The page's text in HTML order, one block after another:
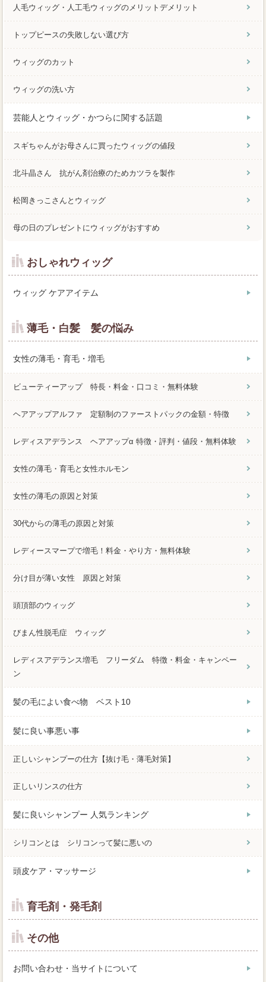
人毛ウィッグ・人工毛ウィッグのメリットデメリット
トップピースの失敗しない選び方
ウィッグのカット
ウィッグの洗い方
芸能人とウィッグ・かつらに関する話題
スギちゃんがお母さんに買ったウィッグの値段
北斗晶さん 抗がん剤治療のためカツラを製作
松岡きっこさんとウィッグ
母の日のプレゼントにウィッグがおすすめ
おしゃれウィッグ
ウィッグ ケアアイテム
薄毛・白髪 髪の悩み
女性の薄毛・育毛・増毛
ビューティーアップ 特長・料金・口コミ・無料体験
ヘアアップアルファ 定額制のファーストパックの金額・特徴
レディスアデランス ヘアアップα 特徴・評判・値段・無料体験
女性の薄毛・育毛と女性ホルモン
女性の薄毛の原因と対策
30代からの薄毛の原因と対策
レディースマープで増毛！料金・やり方・無料体験
分け目が薄い女性 原因と対策
頭頂部のウィッグ
びまん性脱毛症 ウィッグ
レディスアデランス増毛 フリーダム 特徴・料金・キャンペー
ン
髪の毛によい食べ物 ベスト10
髪に良い事悪い事
正しいシャンプーの仕方【抜け毛・薄毛対策】
正しいリンスの仕方
髪に良いシャンプー 人気ランキング
シリコンとは シリコンって髪に悪いの
頭皮ケア・マッサージ
育毛剤・発毛剤
その他
お問い合わせ・当サイトについて